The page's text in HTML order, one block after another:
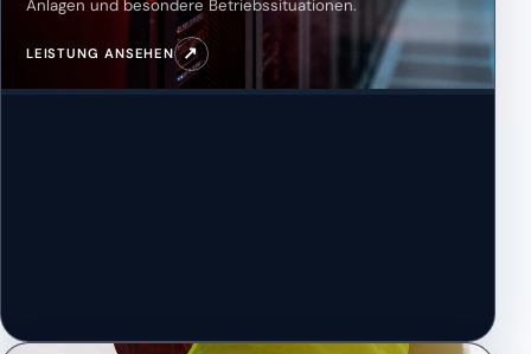
Anlagen und besondere Betriebssituationen.
LEISTUNG ANSEHEN ↗